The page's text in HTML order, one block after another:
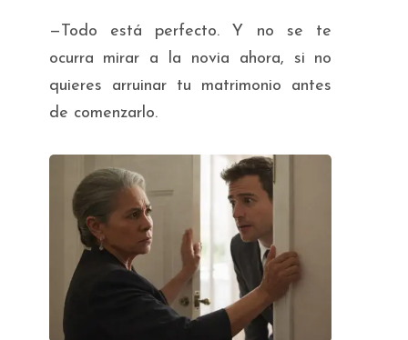
—Todo está perfecto. Y no se te
ocurra mirar a la novia ahora, si no
quieres arruinar tu matrimonio antes
de comenzarlo.